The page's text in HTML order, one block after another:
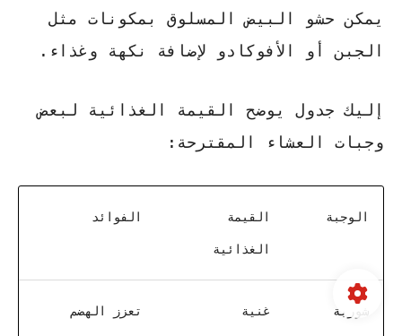
يمكن حشو البيض المسلوق بمكونات مثل
الجبن أو الأفوكادو لإضافة نكهة وغذاء.
إليك جدول يوضح القيمة الغذائية لبعض
وجبات العشاء المقترحة:
الوجبة القيمة
الغذائية
الفوائد
شوربة غنية تعزز الهضم